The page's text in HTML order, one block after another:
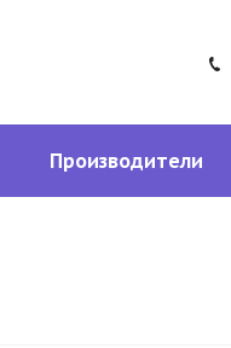
Производители